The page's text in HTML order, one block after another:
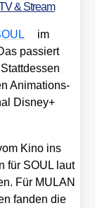
& Stream
im
pas­siert
Ani­ma­ti­ons­
Dis­ney+
Kino ins
für SOUL laut
Für MULAN
fan­den die